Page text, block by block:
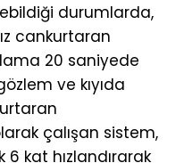
durumlarda,
cankurtaran
20 saniyede
ve kıyıda
çalışan sistem,
kat hızlandırarak